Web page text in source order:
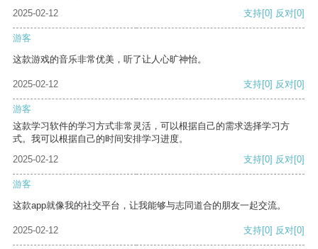
2025-02-12
支持[0] 反对[0]
游客
这款游戏的音乐非常优美，听了让人心旷神怡。
2025-02-12 支持[0] 反对[0]
游客
这款学习软件的学习方式非常灵活，可以根据自己的需求选择学习方
式。我可以根据自己的时间安排学习进度。
2025-02-12
支持[0] 反对[0]
游客
这款app就像我的社交平台，让我能够与志同道合的朋友一起交流。
2025-02-12 支持[0] 反对[0]